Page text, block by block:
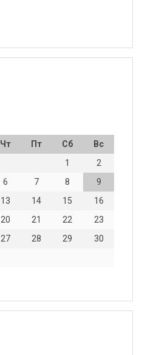
Чт Пт Сб
Вс
1
2
6 7 8
9
13 14 15
16
20 21 22
23
27 28 29
30